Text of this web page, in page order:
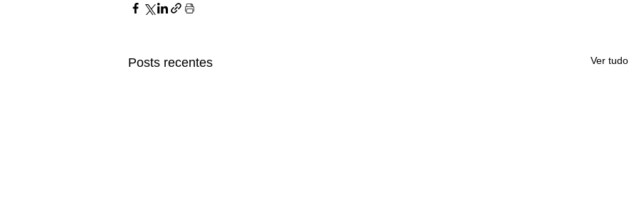
Posts recentes Ver tudo